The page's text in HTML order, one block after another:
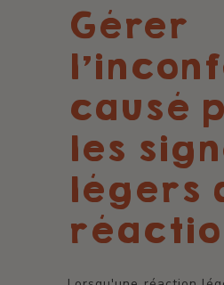
Gérer
causé
les
légers